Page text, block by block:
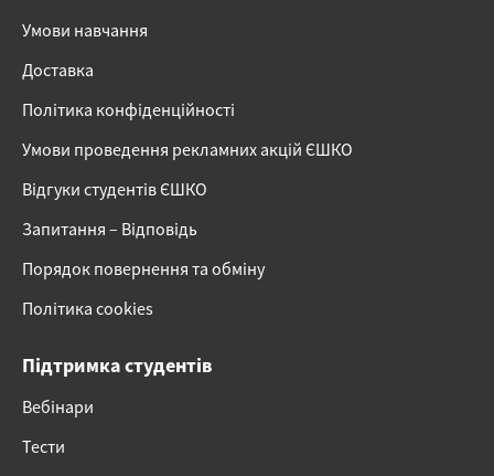
Умови навчання
Доставка
Політика конфіденційності
Умови проведення рекламних акцій ЄШКО
Відгуки студентів ЄШКО
Запитання – Відповідь
Порядок повернення та обміну
Політика cookies
Підтримка студентів
Вебінари
Тести